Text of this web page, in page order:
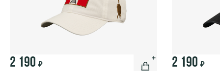
2 190 ₽ 2 190 ₽